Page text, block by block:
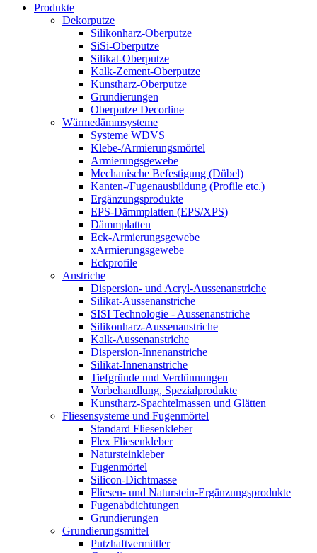
Produkte
Dekorputze
Silikonharz-Oberputze
SiSi-Oberputze
Silikat-Oberputze
Kalk-Zement-Oberputze
Kunstharz-Oberputze
Grundierungen
Oberputze Decorline
Wärmedämmsysteme
Systeme WDVS
Klebe-/Armierungsmörtel
Armierungsgewebe
Mechanische Befestigung (Dübel)
Kanten-/Fugenausbildung (Profile etc.)
Ergänzungsprodukte
EPS-Dämmplatten (EPS/XPS)
Dämmplatten
Eck-Armierungsgewebe
xArmierungsgewebe
Eckprofile
Anstriche
Dispersion- und Acryl-Aussenanstriche
Silikat-Aussenanstriche
SISI Technologie - Aussenanstriche
Silikonharz-Aussenanstriche
Kalk-Aussenanstriche
Dispersion-Innenanstriche
Silikat-Innenanstriche
Tiefgründe und Verdünnungen
Vorbehandlung, Spezialprodukte
Kunstharz-Spachtelmassen und Glätten
Fliesensysteme und Fugenmörtel
Standard Fliesenkleber
Flex Fliesenkleber
Natursteinkleber
Fugenmörtel
Silicon-Dichtmasse
Fliesen- und Naturstein-Ergänzungsprodukte
Fugenabdichtungen
Grundierungen
Grundierungsmittel
Putzhaftvermittler